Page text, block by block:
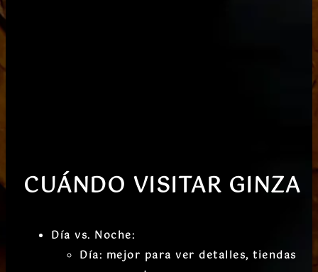
CUÁNDO VISITAR GINZA
Día vs. Noche:
Día: mejor para ver detalles, tiendas